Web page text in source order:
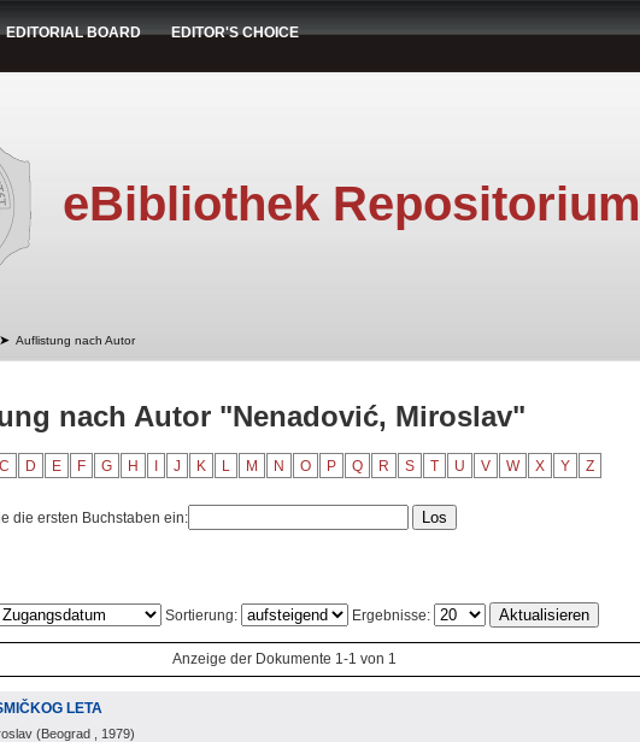
EDITORIAL BOARD EDITOR'S CHOICE
eBibliothek Repositorium
➤ Auflistung nach Autor
nach Autor "Nenadović, Miroslav"
C D E F G H J K L M N O P Q R S T U V W X Y Z
die ersten Buchstaben ein:
Sortierung: Ergebnisse:
Anzeige der Dokumente 1-1 von 1
LETA
(Beograd , 1979)